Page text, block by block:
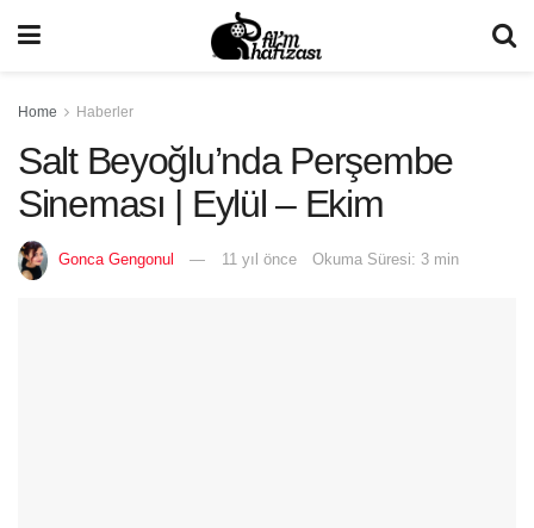
Home Haberler
Salt Beyoğlu’nda Perşembe
Sineması | Eylül – Ekim
Gonca Gengonul 11 yıl önce Okuma Süresi: 3 min